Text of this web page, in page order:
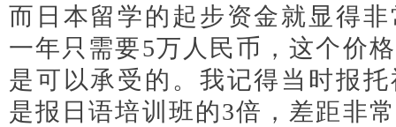
而日本留学的起步资金就显得
一年只需要5万人民币，这个价
是可以承受的。我记得当时报
是报日语培训班的3倍，差距非